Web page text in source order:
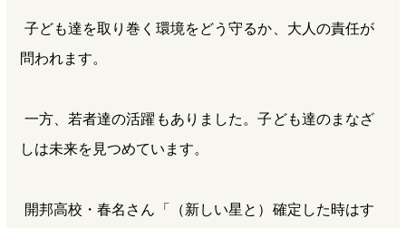
子ども達を取り巻く環境をどう守るか、大人の責任が
問われます。
一方、若者達の活躍もありました。子ども達のまなざ
しは未来を見つめています。
開邦高校・春名さん「（新しい星と）確定した時はす